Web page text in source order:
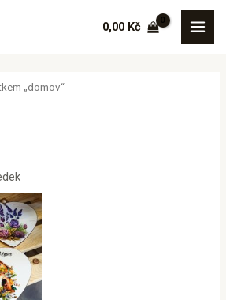
0,00 Kč
„domov“